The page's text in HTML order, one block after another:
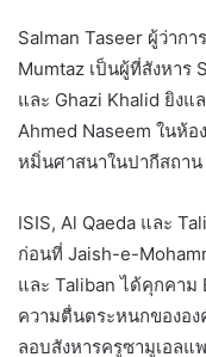
Salman Taseer ผู้ว่าก
Mumtaz เป็นผู้ที่สังหาร
และ Ghazi Khalid ยิงแ
Ahmed Naseem ในห้
หมิ่นศาสนาในปากีสถาน
ISIS, Al Qaeda และ
ก่อนที่ Jaish-e-
และ Taliban ได้คุกคาม
ความตื่นตระหนกขององ
ลอบสังหารครูซามูเอลแ